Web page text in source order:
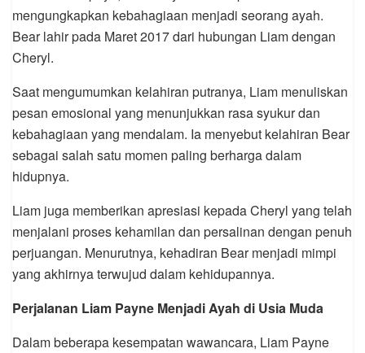
mengungkapkan kebahagiaan menjadi seorang ayah.
Bear lahir pada Maret 2017 dari hubungan Liam dengan
Cheryl.
Saat mengumumkan kelahiran putranya, Liam menuliskan
pesan emosional yang menunjukkan rasa syukur dan
kebahagiaan yang mendalam. Ia menyebut kelahiran Bear
sebagai salah satu momen paling berharga dalam
hidupnya.
Liam juga memberikan apresiasi kepada Cheryl yang telah
menjalani proses kehamilan dan persalinan dengan penuh
perjuangan. Menurutnya, kehadiran Bear menjadi mimpi
yang akhirnya terwujud dalam kehidupannya.
Perjalanan Liam Payne Menjadi Ayah di Usia Muda
Dalam beberapa kesempatan wawancara, Liam Payne